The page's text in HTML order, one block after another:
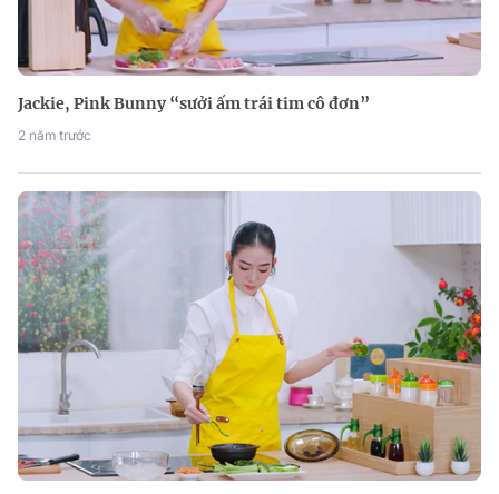
Jackie, Pink Bunny “sưởi ấm trái tim cô đơn”
2 năm trước